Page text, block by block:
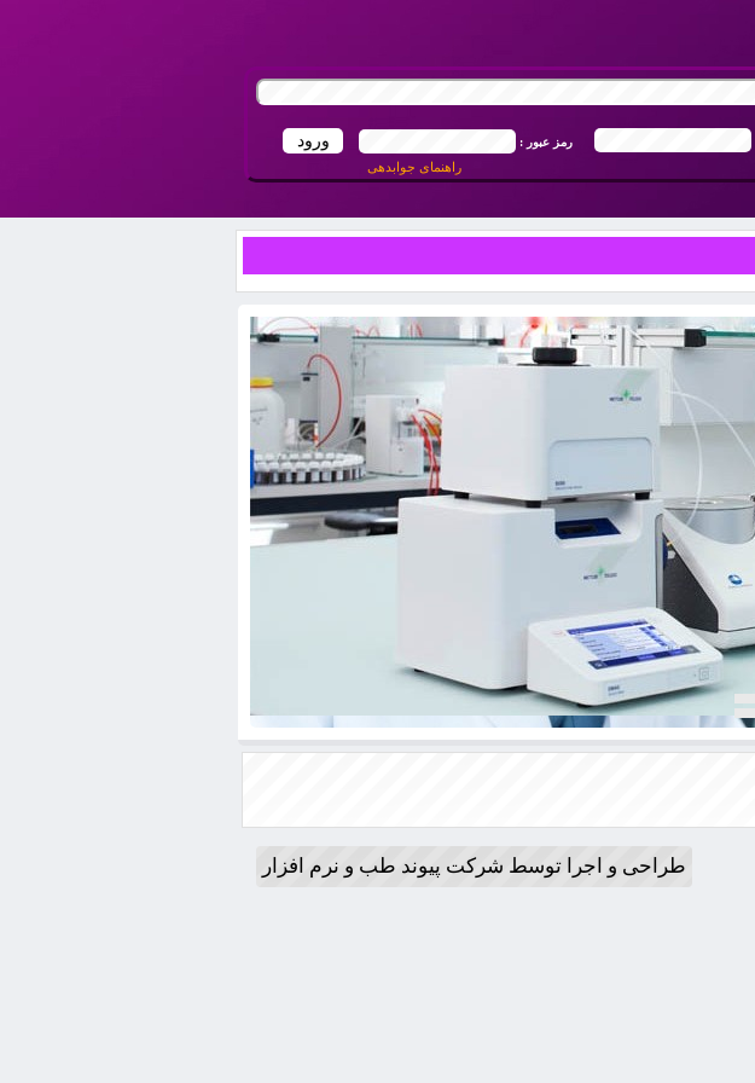
رمز عبور :
راهنمای جوابدهی
طراحی و اجرا توسط شرکت پیوند طب و نرم افزار